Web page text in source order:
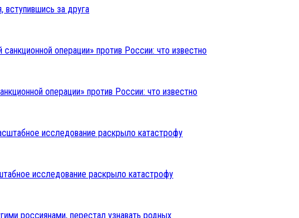
вступившись за друга
операции» против России: что известно
исследование раскрыло катастрофу